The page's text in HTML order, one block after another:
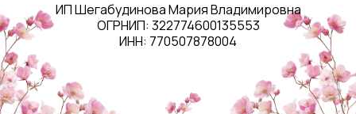
ИП Шегабудинова Мария Владимировна
ОГРНИП: 322774600135553
ИНН: 770507878004